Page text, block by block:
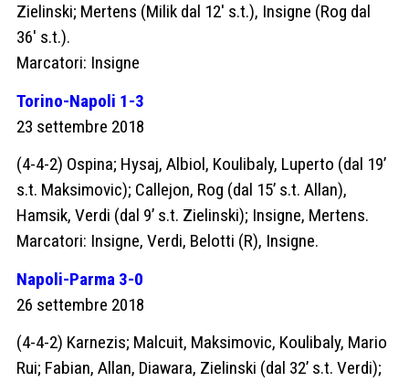
Zielinski; Mertens (Milik dal 12′ s.t.), Insigne (Rog dal
36′ s.t.).
Marcatori: Insigne
Torino-Napoli 1-3
23 settembre 2018
(4-4-2) Ospina; Hysaj, Albiol, Koulibaly, Luperto (dal 19’
s.t. Maksimovic); Callejon, Rog (dal 15’ s.t. Allan),
Hamsik, Verdi (dal 9’ s.t. Zielinski); Insigne, Mertens.
Marcatori: Insigne, Verdi, Belotti (R), Insigne.
Napoli-Parma 3-0
26 settembre 2018
(4-4-2) Karnezis; Malcuit, Maksimovic, Koulibaly, Mario
Rui; Fabian, Allan, Diawara, Zielinski (dal 32’ s.t. Verdi);